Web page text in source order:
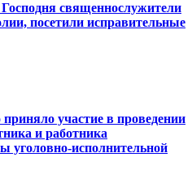
священнослужители
посетили исправительные
участие в проведении
и работника
уголовно-исполнительной